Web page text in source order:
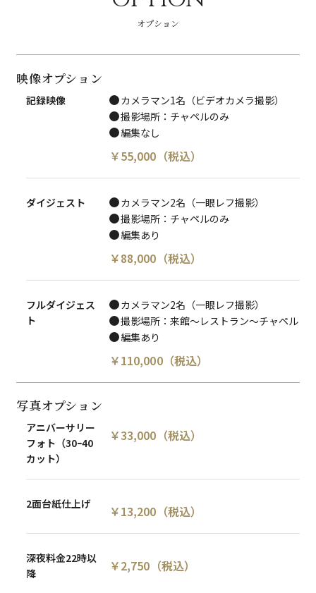
オプション
映像オプション
記録映像
カメラマン1名（ビデオカメラ撮影）
撮影場所：チャペルのみ
編集なし
￥55,000 （税込）
ダイジェスト
カメラマン2名（一眼レフ撮影）
撮影場所：チャペルのみ
編集あり
￥88,000 （税込）
フルダイジェス
ト
カメラマン2名（一眼レフ撮影）
撮影場所：来館〜レストラン〜チャペル
編集あり
￥110,000（税込）
​写真オプション
アニバーサリー
フォト（​30ｰ​40
カット）
￥33,000 （税込）
2面台紙仕上げ ￥13,200 （税込）
深夜料金22時以
降
￥2,750 （税込）